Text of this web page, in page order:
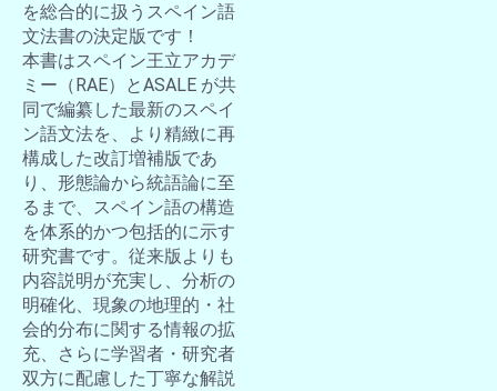
を総合的に扱うスペイン語
文法書の決定版です！
本書はスペイン王立アカデ
ミー（RAE）とASALE が共
同で編纂した最新のスペイ
ン語文法を、より精緻に再
構成した改訂増補版であ
り、形態論から統語論に至
るまで、スペイン語の構造
を体系的かつ包括的に示す
研究書です。従来版よりも
内容説明が充実し、分析の
明確化、現象の地理的・社
会的分布に関する情報の拡
充、さらに学習者・研究者
双方に配慮した丁寧な解説